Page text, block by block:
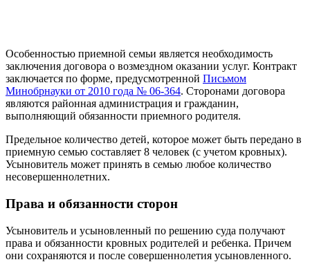
Особенностью приемной семьи является необходимость
заключения договора о возмездном оказании услуг. Контракт
заключается по форме, предусмотренной Письмом
Минобрнауки от 2010 года № 06-364. Сторонами договора
являются районная администрация и гражданин,
выполняющий обязанности приемного родителя.
Предельное количество детей, которое может быть передано в
приемную семью составляет 8 человек (с учетом кровных).
Усыновитель может принять в семью любое количество
несовершеннолетних.
Права и обязанности сторон
Усыновитель и усыновленный по решению суда получают
права и обязанности кровных родителей и ребенка. Причем
они сохраняются и после совершеннолетия усыновленного.